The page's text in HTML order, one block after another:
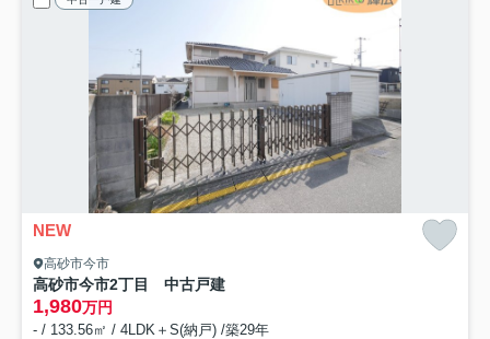
NEW
高砂市今市
高砂市今市2丁目 中古戸建
1,980万円
- / 133.56㎡ / 4LDK＋S(納戸) /築29年